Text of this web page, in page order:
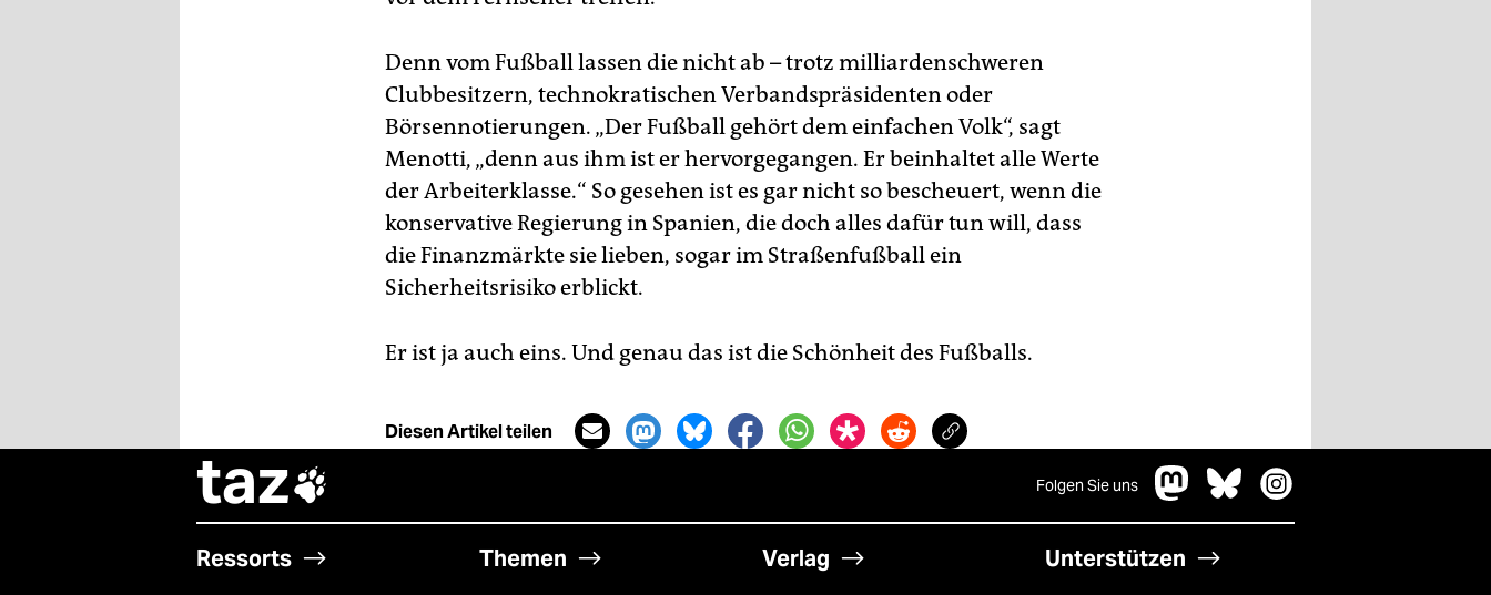
Denn vom Fußball lassen die nicht ab – trotz milliardenschweren
Clubbesitzern, technokratischen Verbandspräsidenten oder
Börsennotierungen. „Der Fußball gehört dem einfachen Volk“, sagt
Menotti, „denn aus ihm ist er hervorgegangen. Er beinhaltet alle Werte
der Arbeiterklasse.“ So gesehen ist es gar nicht so bescheuert, wenn die
konservative Regierung in Spanien, die doch alles dafür tun will, dass
die Finanzmärkte sie lieben, sogar im Straßenfußball ein
Sicherheitsrisiko erblickt.
Er ist ja auch eins. Und genau das ist die Schönheit des Fußballs.
Diesen Artikel teilen
taz Folgen Sie uns
Ressorts Themen Verlag Unterstützen